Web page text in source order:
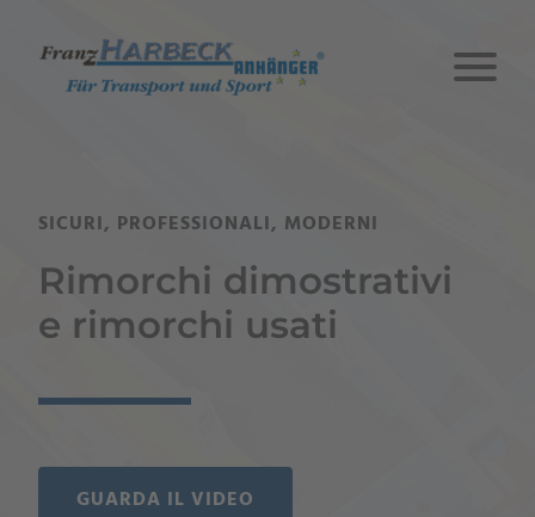
SICURI, PROFESSIONALI, MODERNI
Rimorchi dimostrativi
e rimorchi usati
GUARDA IL VIDEO